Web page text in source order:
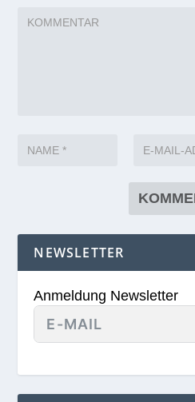
NEWSLETTER
Anmeldung Newsletter